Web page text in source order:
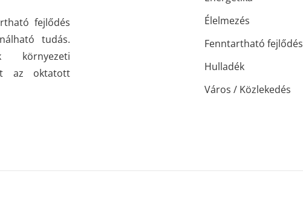
fejlődés
tudás.
az oktatott
Élelmezés
Fenntartható fejlődés
Hulladék
Város / Közlekedés